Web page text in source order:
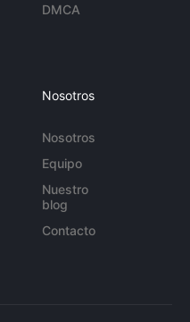
DMCA
Nosotros
Nosotros
Equipo
Nuestro
blog
Contacto